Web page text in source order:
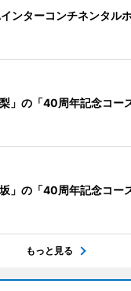
ンターコンチネンタル
梨」の「40周年記念コー
坂」の「40周年記念コー
もっと見る